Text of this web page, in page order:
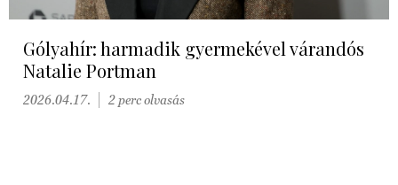
Gólyahír: harmadik gyermekével várandós
Natalie Portman
2026.04.17. 2 perc olvasás